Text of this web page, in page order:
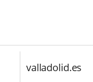
valladolid.es